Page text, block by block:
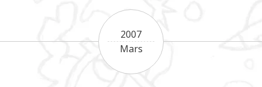
2007
Mars